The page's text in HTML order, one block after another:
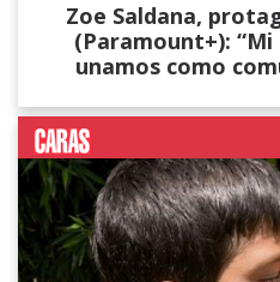
Zoe Saldana,
(Paramount+): “Mi
unamos como